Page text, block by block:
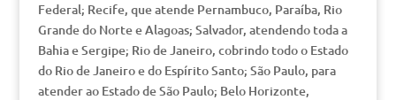
Federal; Recife, que atende Pernambuco, Paraíba, Rio
Grande do Norte e Alagoas; Salvador, atendendo toda a
Bahia e Sergipe; Rio de Janeiro, cobrindo todo o Estado
do Rio de Janeiro e do Espírito Santo; São Paulo, para
atender ao Estado de São Paulo; Belo Horizonte,